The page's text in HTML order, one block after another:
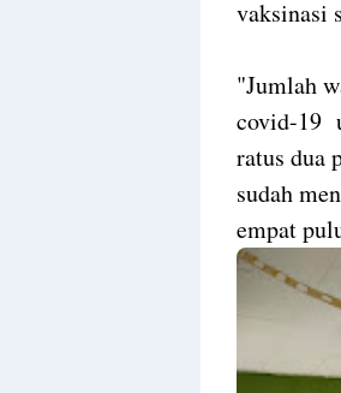
vaksinasi
"Jumlah
covid-19
ratus dua
sudah
empat